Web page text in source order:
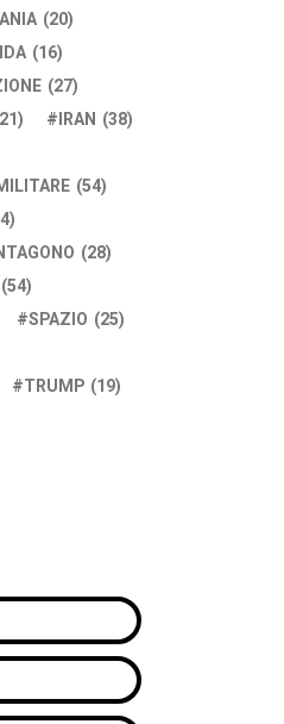
(20)
(16)
(27)
IRAN (38)
(54)
(28)
(54)
SPAZIO (25)
TRUMP (19)